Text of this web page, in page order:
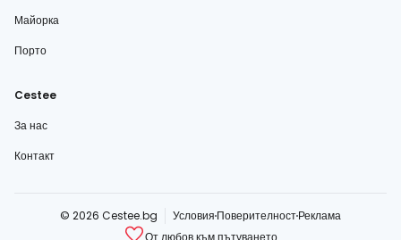
Майорка
Порто
Cestee
За нас
Контакт
© 2026 Cestee.bg Условия ПоверителностРеклама
От любов към пътуването